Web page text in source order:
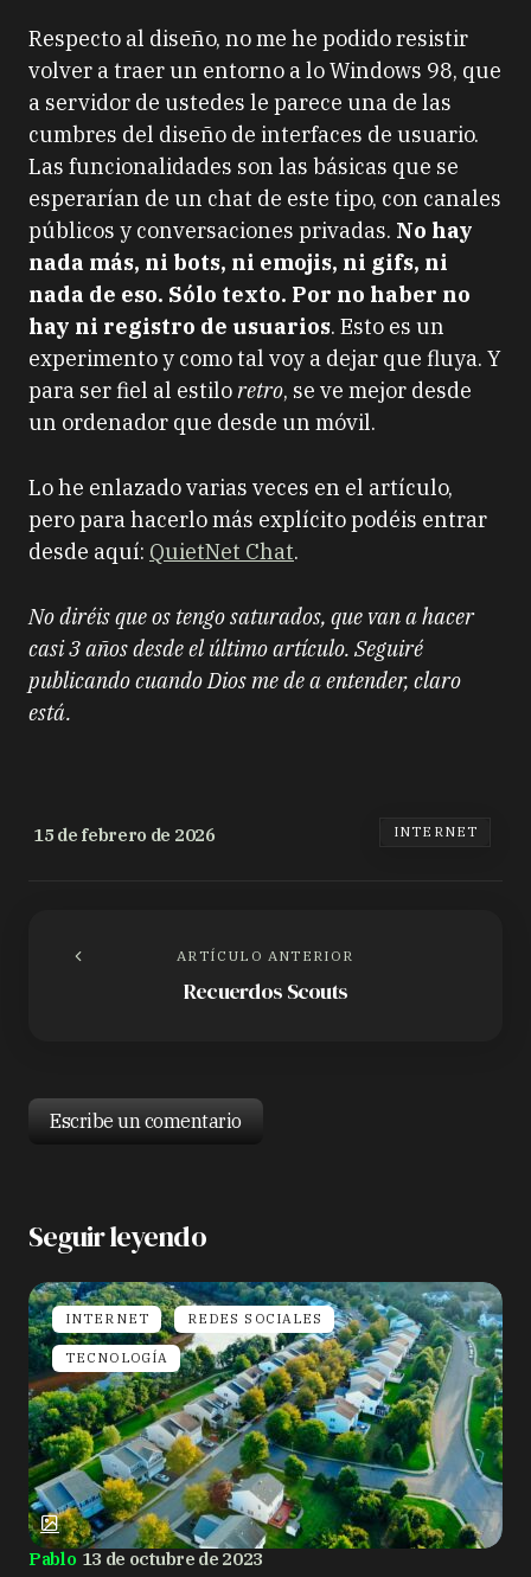
Respecto al diseño, no me he podido resistir
volver a traer un entorno a lo Windows 98, que
a servidor de ustedes le parece una de las
cumbres del diseño de interfaces de usuario.
Las funcionalidades son las básicas que se
esperarían de un chat de este tipo, con canales
públicos y conversaciones privadas. No hay
nada más, ni bots, ni emojis, ni gifs, ni
nada de eso. Sólo texto. Por no haber no
hay ni registro de usuarios. Esto es un
experimento y como tal voy a dejar que fluya. Y
para ser fiel al estiloretro, se ve mejor desde
un ordenador que desde un móvil.
Lo he enlazado varias veces en el artículo,
pero para hacerlo más explícito podéis entrar
desde aquí: QuietNet Chat.
No diréis que os tengo saturados, que van a hacer
casi 3 años desde el último artículo. Seguiré
publicando cuando Dios me de a entender, claro
está.
15 de febrero de 2026 INTERNET
ARTÍCULO ANTERIOR
Recuerdos Scouts
Escribe un comentario
Tu dirección de correo electrónico no será
con*
Tu comentario *
Nombre *
Correo electrónico *
Seguir leyendo
INTERNET REDES SOCIALES
TECNOLOGÍA
Pablo 13 de octubre de 2023